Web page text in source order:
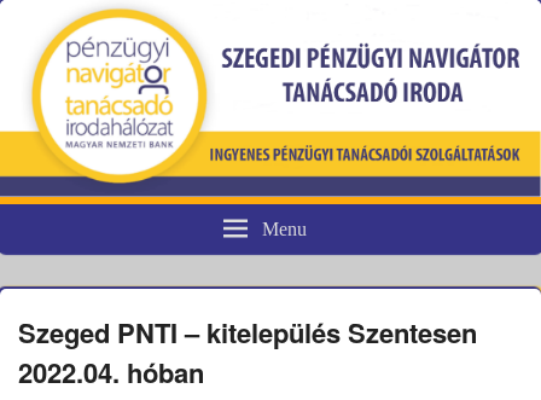
Pénzügyi fogyasztóvédelem
Menu
Szeged PNTI – kitelepülés Szentesen
2022.04. hóban